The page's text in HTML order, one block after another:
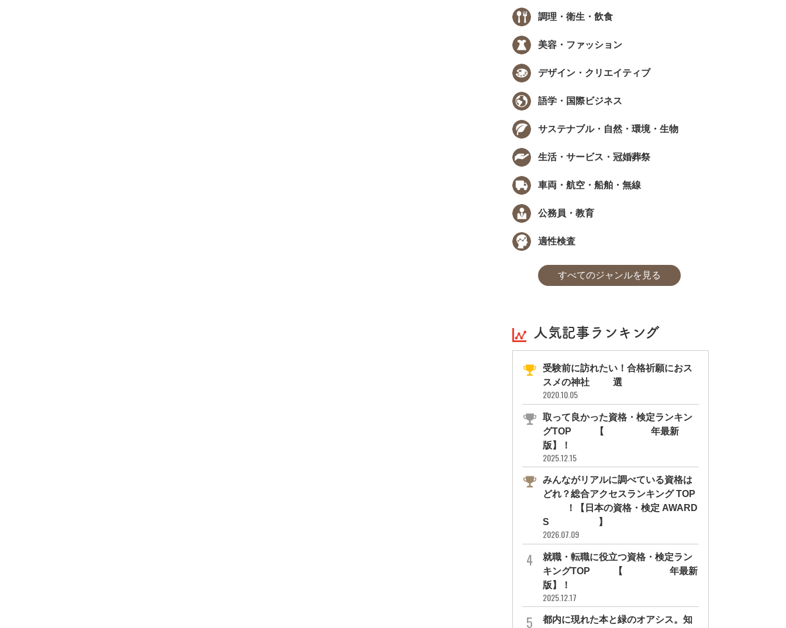
調理・衛生・飲食
美容・ファッション
デザイン・クリエイティブ
語学・国際ビジネス
サステナブル・自然・環境・生物
生活・サービス・冠婚葬祭
車両・航空・船舶・無線
公務員・教育
適性検査
すべてのジャンルを見る
人気記事ランキング
受験前に訪れたい！合格祈願におス
スメの神社11選
2020.10.05
取って良かった資格・検定ランキン
グTOP10【2026年最新
版】！
2025.12.15
みんながリアルに調べている資格は
どれ？総合アクセスランキング TOP
10！【日本の資格・検定 AWARD
S 2026】
2026.07.09
就職・転職に役立つ資格・検定ラン
キングTOP30【2026年最新
版】！
2025.12.17
都内に現れた本と緑のオアシス。知